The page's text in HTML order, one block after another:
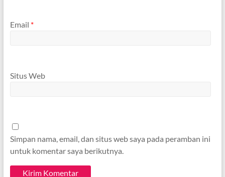
Email *
Situs Web
Simpan nama, email, dan situs web saya pada peramban ini
untuk komentar saya berikutnya.